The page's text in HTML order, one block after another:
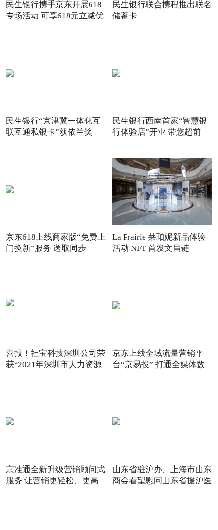
民生银行携手京东开展618
专场活动 可享618元立减优
民生银行联合携程推出联名
储蓄卡
民生银行“京津冀一体化互
联互通私银卡”获依兰奖
民生银行西南首家“智慧银
行体验店”开业 带您超前
京东618上线商家版“免费上
门换新”服务 送取同步
La Prairie 莱珀妮新品体验
活动 NFT 首发文昌链
喜报！社宝科技深圳公司荣
获“2021年深圳市人力资源
京东上线全域流量营销平
台“京易投” 打通全媒体数
京准通全新升级营销顾问式
服务 让营销更轻松、更高
山东省驻沪办、上海市山东
商会看望慰问山东省援沪医